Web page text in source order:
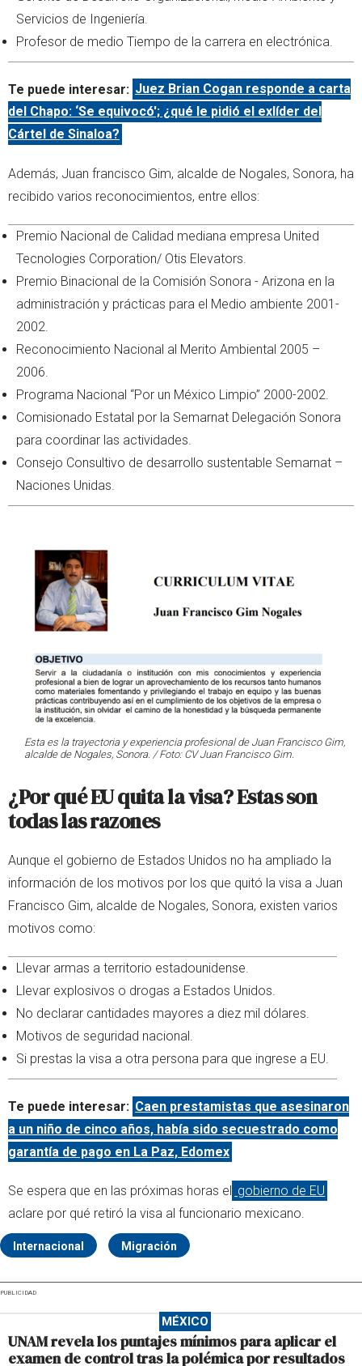
Servicios de Ingeniería.
Profesor de medio Tiempo de la carrera en electrónica.
Te puede interesar: Juez Brian Cogan responde a carta
del Chapo: ‘Se equivocó'; ¿qué le pidió el exlíder del
Cártel de Sinaloa?
Además, Juan francisco Gim, alcalde de Nogales, Sonora, ha
recibido varios reconocimientos, entre ellos:
Premio Nacional de Calidad mediana empresa United
Tecnologies Corporation/ Otis Elevators.
Premio Binacional de la Comisión Sonora - Arizona en la
administración y prácticas para el Medio ambiente 2001-
2002.
Reconocimiento Nacional al Merito Ambiental 2005 –
2006.
Programa Nacional “Por un México Limpio” 2000-2002.
Comisionado Estatal por la Semarnat Delegación Sonora
para coordinar las actividades.
Consejo Consultivo de desarrollo sustentable Semarnat –
Naciones Unidas.
Esta es la trayectoria y experiencia profesional de Juan Francisco Gim,
alcalde de Nogales, Sonora. / Foto: CV Juan Francisco Gim.
¿Por qué EU quita la visa? Estas son
todas las razones
Aunque el gobierno de Estados Unidos no ha ampliado la
información de los motivos por los que quitó la visa a Juan
Francisco Gim, alcalde de Nogales, Sonora, existen varios
motivos como:
Llevar armas a territorio estadounidense.
Llevar explosivos o drogas a Estados Unidos.
No declarar cantidades mayores a diez mil dólares.
Motivos de seguridad nacional.
Si prestas la visa a otra persona para que ingrese a EU.
Te puede interesar: Caen prestamistas que asesinaron
a un niño de cinco años, había sido secuestrado como
garantía de pago en La Paz, Edomex
Se espera que en las próximas horas el
gobierno de EU
aclare por qué retiró la visa al funcionario mexicano.
Internacional Migración
PUBLICIDAD
MÉXICO
UNAM revela los puntajes mínimos para aplicar el
examen de control tras la polémica por resultados